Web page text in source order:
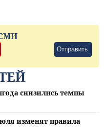
Отправить
снизились темпы
изменят правила